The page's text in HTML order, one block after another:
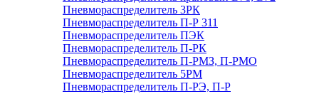
Пневмораспределитель 3РК
Пневмораспределитель П-Р 311
Пневмораспределитель ПЭК
Пневмораспределитель П-РК
Пневмораспределитель П-РМЗ, П-РМО
Пневмораспределитель 5РМ
Пневмораспределитель П-РЭ, П-Р